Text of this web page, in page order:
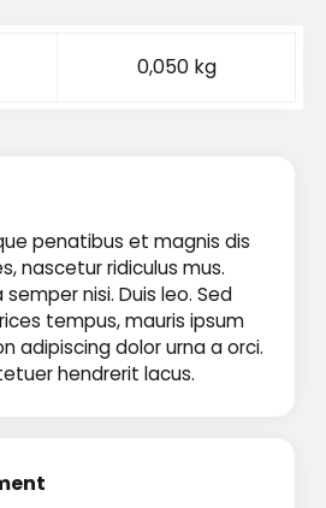
0,050 kg
penatibus et magnis dis
nascetur ridiculus mus.
nisi. Duis leo. Sed
tempus, mauris ipsum
adipiscing dolor urna a orci.
hendrerit lacus.